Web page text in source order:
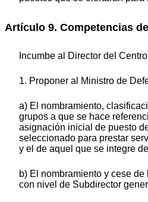
Artículo 9. Competencias
Incumbe al Director del
1. Proponer al Ministro de
a) El nombramiento,
grupos a que se hace
asignación inicial de puesto
seleccionado para prestar
y el de aquel que se integre
b) El nombramiento y cese
con nivel de Subdirector